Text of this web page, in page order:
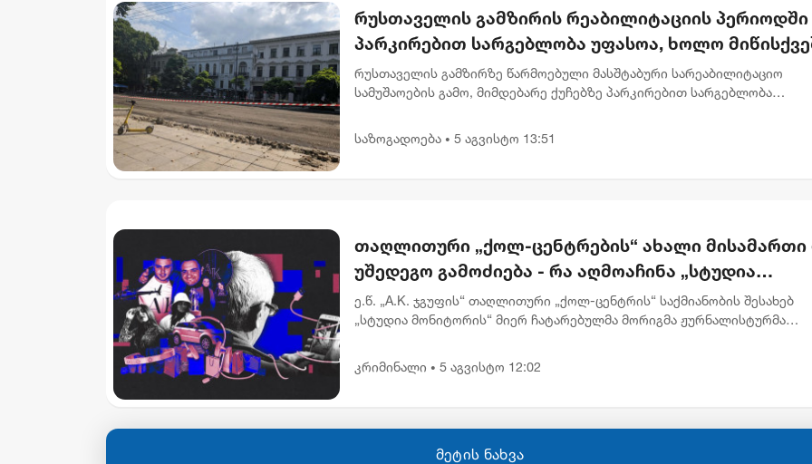
რუსთაველის გამზირის რეაბილიტაციის პერიოდში
პარკირებით სარგებლობა უფასოა, ხოლო
გადასასვლელებში კომერციული ფართების
მოიჯარეები გათავისუფლდებიან
რუსთაველის გამზირზე წარმოებული მასშტაბური სარეაბილიტაციო
სამუშაოების გამო, მიმდებარე ქუჩებზე პარკირებით სარგებლობა
მიწისქვეშა გადასასვლელე...
საზოგადოება • 5 აგვისტო 13:51
თაღლითური „ქოლ-ცენტრების“ ახალი მისამართი
უშედეგო გამოძიება - რა აღმოაჩინა „სტუდია
მონიტორმა“
ე.წ. „A.K. ჯგუფის“ თაღლითური „ქოლ-ცენტრის“ საქმიანობის შესახებ
„სტუდია მონიტორის“ მიერ ჩატარებულმა მორიგმა ჟურნალისტურმა
კრიმინალი • 5 აგვისტო 12:02
მეტის ნახვა